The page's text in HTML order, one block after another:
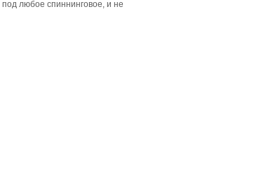
любое спиннинговое, и не